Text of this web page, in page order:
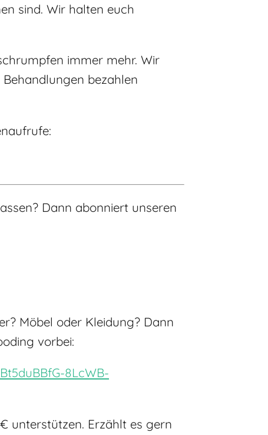
sind. Wir halten euch
immer mehr. Wir
bezahlen
Dann abonniert unseren
Möbel oder Kleidung? Dann
vorbei:
8LcWB-
unterstützen. Erzählt es gern